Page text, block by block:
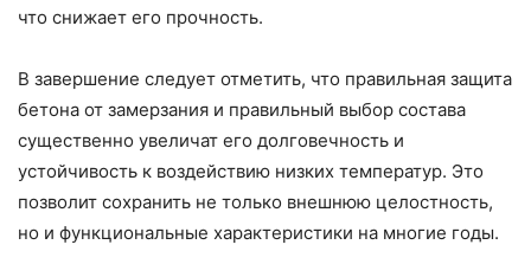
что снижает его прочность.
В завершение следует отметить, что правильная защита
бетона от замерзания и правильный выбор состава
существенно увеличат его долговечность и
устойчивость к воздействию низких температур. Это
позволит сохранить не только внешнюю целостность,
но и функциональные характеристики на многие годы.